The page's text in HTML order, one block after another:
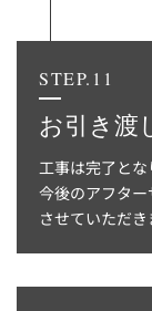
STEP.11
お引き渡
工事は完了とな
今後のアフタ
させていただき